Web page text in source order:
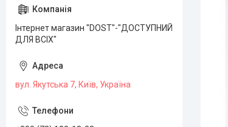
Інтернет магазин "DOST"-"ДОСТУПНИЙ
ДЛЯ ВСІХ"
вул. Якутська 7, Київ, Україна